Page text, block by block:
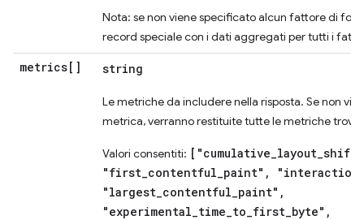
Nota: se non viene specificato alcun fattore di
record speciale con i dati aggregati per tutti i
metrics[] string
Le metriche da includere nella risposta. Se non
metrica, verranno restituite tutte le metriche
Valori consentiti:
"first_contentful_paint",
"largest_contentful_paint",
"experimental_time_to_first_byte",